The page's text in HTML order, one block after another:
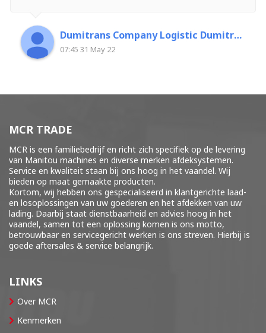
Dumitrans Company Logistic Dumitrascu Florin
07:45 31 May 22
MCR TRADE
MCR is een familiebedrijf en richt zich specifiek op de levering
van Manitou machines en diverse merken afdeksystemen.
Service en kwaliteit staan bij ons hoog in het vaandel. Wij
bieden op maat gemaakte producten.
Kortom, wij hebben ons gespecialiseerd in klantgerichte laad-
en losoplossingen van uw goederen en het afdekken van uw
lading. Daarbij staat dienstbaarheid en advies hoog in het
vaandel, samen tot een oplossing komen is ons motto,
betrouwbaar en servicegericht werken is ons streven. Hierbij is
goede aftersales & service belangrijk.
LINKS
Over MCR
Kenmerken